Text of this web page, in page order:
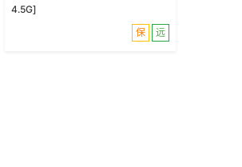
4.5G]
保
远